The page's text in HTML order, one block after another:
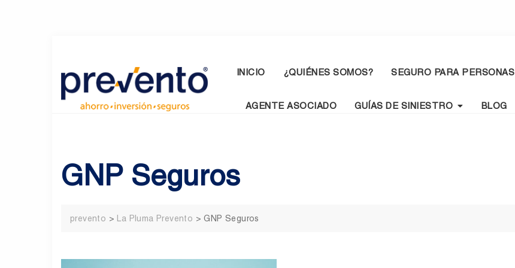
content
INICIO ¿QUIÉNES SOMOS? SEGURO PARA PERSONAS
AGENTE ASOCIADO GUÍAS DE SINIESTRO BLOG
GNP Seguros
prevento > La Pluma Prevento >GNP Seguros